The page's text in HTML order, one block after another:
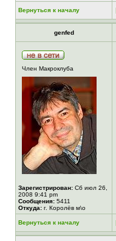
Вернуться к началу
genfed
Член Макроклуба
Зарегистрирован: Сб июл 26,
2008 9:41 pm
Сообщения: 5411
Откуда: г. Королёв м\о
Вернуться к началу